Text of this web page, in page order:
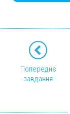
Попереднє
завдання